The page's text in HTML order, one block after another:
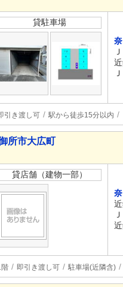
貸駐車場
引き渡し可 駅から徒歩15分以内
所市大広町
貸店舗（建物一部）
階 即引き渡し可 駐車場(近隣含)